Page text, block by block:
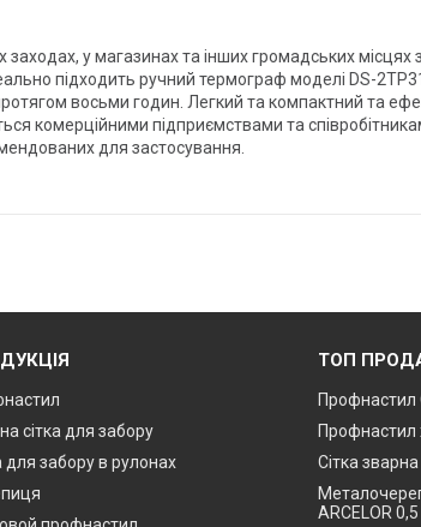
у магазинах та інших громадських
підходить ручний термограф моделі DS-
восьми годин. Легкий та компактний та
комерційними підприємствами та
для застосування.
сітка для забору
для забору в рулонах
ТОП
Профнастил
Профнастил
Сітка
ARCELOR